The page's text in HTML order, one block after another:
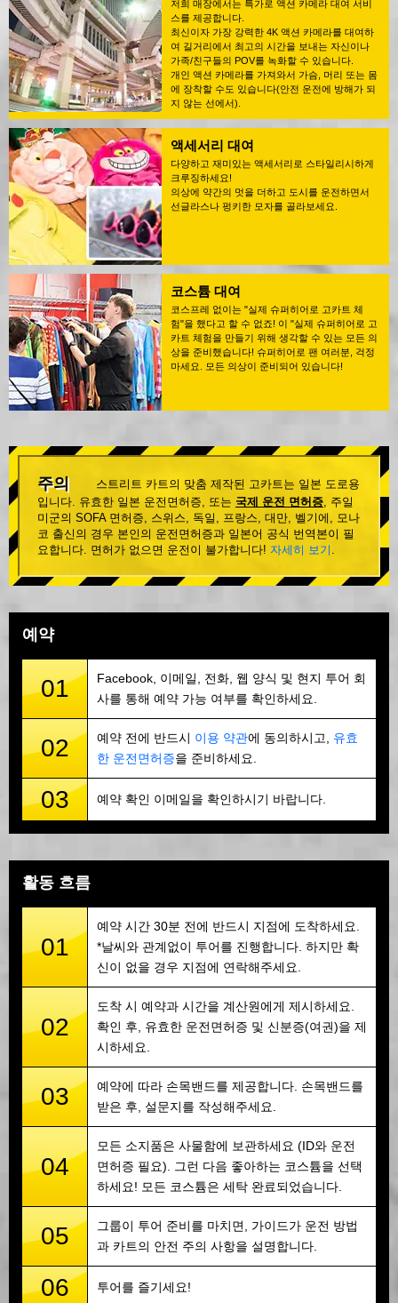
저희 매장에서는 특가로 액션 카메라 대여 서비
스를 제공합니다.
최신이자 가장 강력한 4K 액션 카메라를 대여하
여 길거리에서 최고의 시간을 보내는 자신이나
가족/친구들의 POV를 녹화할 수 있습니다.
개인 액션 카메라를 가져와서 가슴, 머리 또는 몸
에 장착할 수도 있습니다(안전 운전에 방해가 되
지 않는 선에서).
액세서리 대여
다양하고 재미있는 액세서리로 스타일리시하게
크루징하세요!
의상에 약간의 멋을 더하고 도시를 운전하면서
선글라스나 펑키한 모자를 골라보세요.
코스튬 대여
코스프레 없이는 "실제 슈퍼히어로 고카트 체
험"을 했다고 할 수 없죠! 이 "실제 슈퍼히어로 고
카트 체험을 만들기 위해 생각할 수 있는 모든 의
상을 준비했습니다! 슈퍼히어로 팬 여러분, 걱정
마세요. 모든 의상이 준비되어 있습니다!
주의
스트리트 카트의 맞춤 제작된 고카트는 일본 도로용
입니다. 유효한 일본 운전면허증, 또는 국제 운전 면허증, 주일
미군의 SOFA 면허증, 스위스, 독일, 프랑스, 대만, 벨기에, 모나
코 출신의 경우 본인의 운전면허증과 일본어 공식 번역본이 필
요합니다. 면허가 없으면 운전이 불가합니다! 자세히 보기 .
예약
01
Facebook, 이메일, 전화, 웹 양식 및 현지 투어 회
사를 통해 예약 가능 여부를 확인하세요.
02 예약 전에 반드시 이용 약관에 동의하시고, 유효
한 운전면허증을 준비하세요.
03 예약 확인 이메일을 확인하시기 바랍니다.
활동 흐름
01
예약 시간 30분 전에 반드시 지점에 도착하세요.
*날씨와 관계없이 투어를 진행합니다. 하지만 확
신이 없을 경우 지점에 연락해주세요.
02
도착 시 예약과 시간을 계산원에게 제시하세요.
확인 후, 유효한 운전면허증 및 신분증(여권)을 제
시하세요.
03
예약에 따라 손목밴드를 제공합니다. 손목밴드를
받은 후, 설문지를 작성해주세요.
04
모든 소지품은 사물함에 보관하세요 (ID와 운전
면허증 필요). 그런 다음 좋아하는 코스튬을 선택
하세요! 모든 코스튬은 세탁 완료되었습니다.
05
그룹이 투어 준비를 마치면, 가이드가 운전 방법
과 카트의 안전 주의 사항을 설명합니다.
06 투어를 즐기세요!